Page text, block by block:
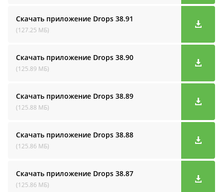
Скачать приложение Drops 38.91
(127.25 МБ)
Скачать приложение Drops 38.90
(125.89 МБ)
Скачать приложение Drops 38.89
(125.88 МБ)
Скачать приложение Drops 38.88
(125.86 МБ)
Скачать приложение Drops 38.87
(125.86 МБ)